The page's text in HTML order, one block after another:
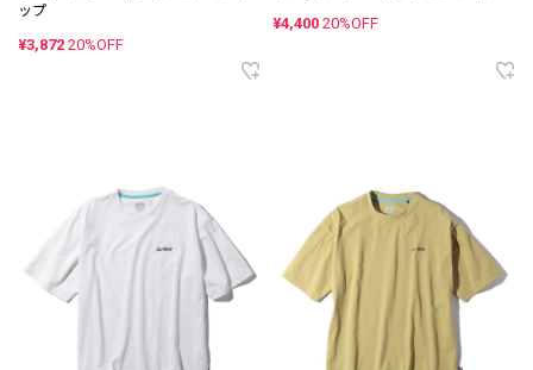
ップ
¥3,872 20%OFF
¥4,400 20%OFF